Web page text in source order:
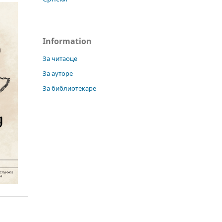
Information
За читаоце
За ауторе
За библиотекаре